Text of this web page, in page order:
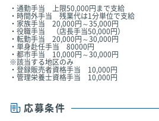
・通勤手当 上限50,000円まで支給
・時間外手当 残業代は1分単位で支給
・家族手当 20,000円～35,000円
・役職手当 （店長手当50,000円）
・転勤手当 20,000円～30,000円
・単身赴任手当 80000円
・都市手当 10,000円～30,000円
※該当する地区のみ
・登録販売者資格手当 10,000円
・管理栄養士資格手当 10,000円
応募条件